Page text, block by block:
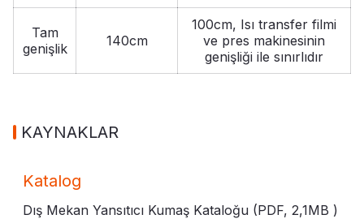
Tam
genişlik
140cm
100cm, Isı transfer filmi
ve pres makinesinin
genişliği ile sınırlıdır
KAYNAKLAR
Katalog
Dış Mekan Yansıtıcı Kumaş Kataloğu (PDF, 2,1MB )